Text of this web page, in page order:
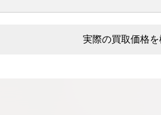
実際の買取価格を